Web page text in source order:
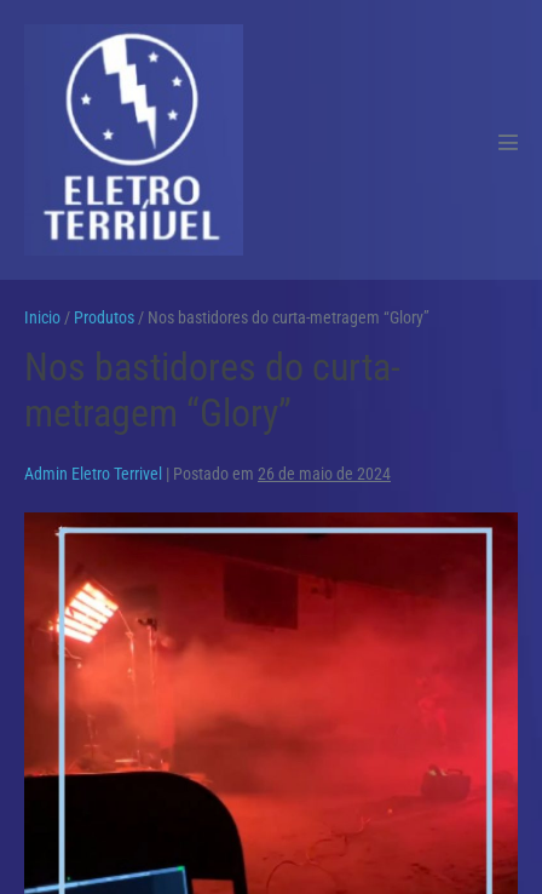
conteúdo
Inicio / Produtos / Nos bastidores do curta-metragem “Glory”
Nos bastidores do curta-
metragem “Glory”
Admin Eletro Terrivel | Postado em 26 de maio de 2024